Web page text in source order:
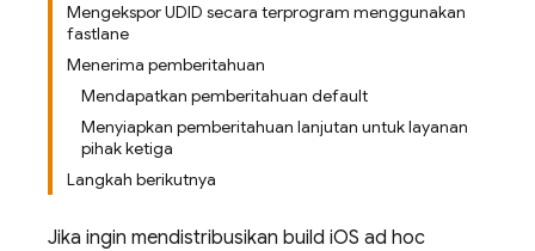
Mengekspor UDID secara terprogram menggunakan
fastlane
Menerima pemberitahuan
Mendapatkan pemberitahuan default
Menyiapkan pemberitahuan lanjutan untuk layanan
pihak ketiga
Langkah berikutnya
Jika ingin mendistribusikan build iOS ad hoc